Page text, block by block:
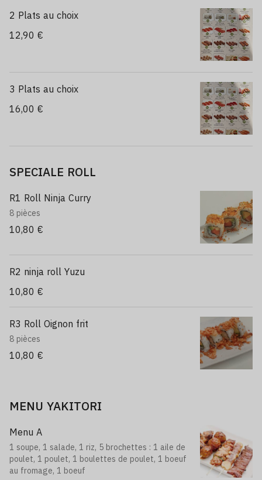
2 Plats au choix
12,90 €
3 Plats au choix
16,00 €
SPECIALE ROLL
R1 Roll Ninja Curry
8 pièces
10,80 €
R2 ninja roll Yuzu
10,80 €
R3 Roll Oignon frit
8 pièces
10,80 €
MENU YAKITORI
Menu A
1 soupe, 1 salade, 1 riz, 5 brochettes : 1 aile de
poulet, 1 poulet, 1 boulettes de poulet, 1 boeuf
au fromage, 1 boeuf